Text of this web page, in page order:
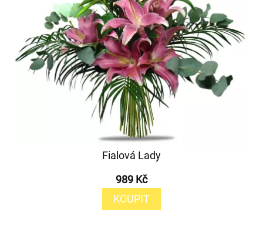
Fialová Lady
989 Kč
KOUPIT